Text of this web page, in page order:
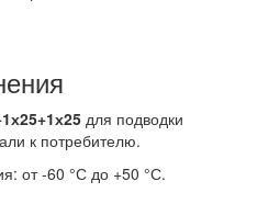
для подводки
к потребителю.
от -60 °С до +50 °С.